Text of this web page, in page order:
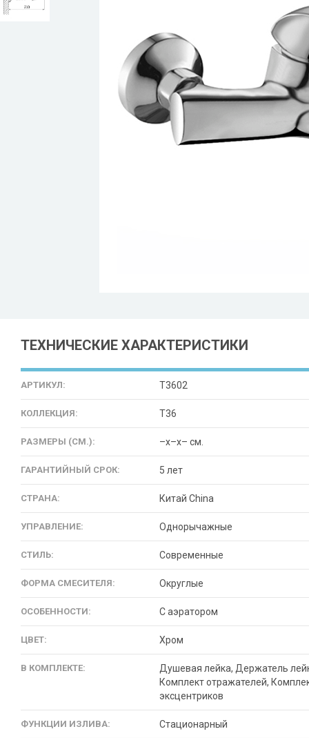
ТЕХНИЧЕСКИЕ ХАРАКТЕРИСТИКИ
АРТИКУЛ: T3602
КОЛЛЕКЦИЯ: T36
РАЗМЕРЫ (СМ.): –x–x– см.
ГАРАНТИЙНЫЙ СРОК: 5 лет
СТРАНА: Китай China
УПРАВЛЕНИЕ: Однорычажные
СТИЛЬ: Современные
ФОРМА СМЕСИТЕЛЯ: Округлые
ОСОБЕННОСТИ: С аэратором
ЦВЕТ: Хром
В КОМПЛЕКТЕ:
Душевая лейка, Держатель
Комплект отражателей,
эксцентриков
ФУНКЦИИ ИЗЛИВА: Стационарный